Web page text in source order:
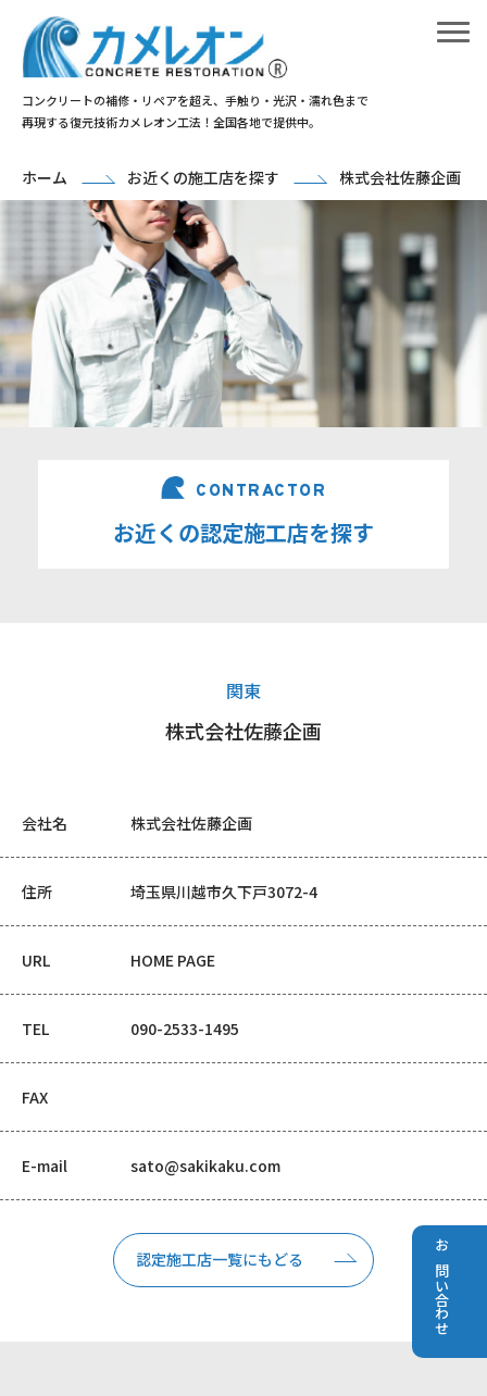
コンクリートの補修・リペアを超え、手触り・光沢・濡れ色まで
再現する復元技術カメレオン工法！全国各地で提供中。
ホーム お近くの施工店を探す 株式会社佐藤企画
CONTRACTOR
お近くの認定施工店を探す
関東
株式会社佐藤企画
会社名 株式会社佐藤企画
住所 埼玉県川越市久下戸3072-4
URL HOME PAGE
TEL 090-2533-1495
FAX
E-mail sato@sakikaku.com
認定施工店一覧にもどる お問い合わせ